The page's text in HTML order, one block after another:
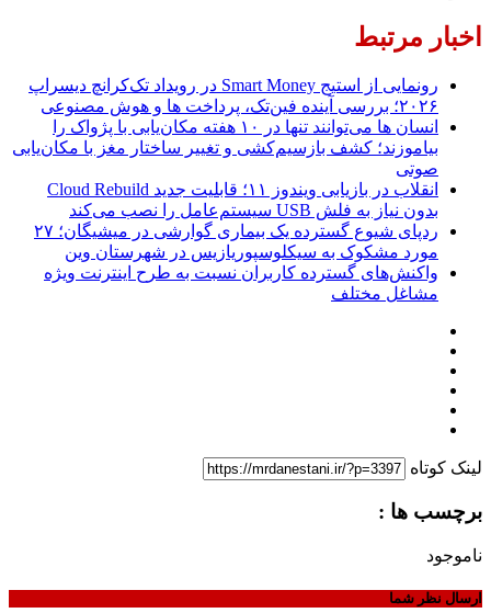
اخبار مرتبط
رونمایی از استیج Smart Money در رویداد تک‌کرانچ دیسراپ
۲۰۲۶؛ بررسی آینده فین‌تک، پرداخت‌ ها و هوش مصنوعی
انسان‌ ها می‌توانند تنها در ۱۰ هفته مکان‌یابی با پژواک را
بیاموزند؛ کشف بازسیم‌کشی و تغییر ساختار مغز با مکان‌یابی
صوتی
انقلاب در بازیابی ویندوز ۱۱؛ قابلیت جدید Cloud Rebuild
بدون نیاز به فلش USB سیستم‌عامل را نصب می‌کند
ردپای شیوع گسترده یک بیماری گوارشی در میشیگان؛ ۲۷
مورد مشکوک به سیکلوسپوریازیس در شهرستان وین
واکنش‌های گسترده کاربران نسبت به طرح اینترنت ویژه
مشاغل مختلف
لینک کوتاه
برچسب ها :
ناموجود
ارسال نظر شما